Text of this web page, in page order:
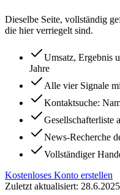
Dieselbe Seite, vollständig
die hier verriegelt sind.
Umsatz, Ergebnis
Jahre
Alle vier Signale
Kontaktsuche:
Gesellschafterliste
News-Recherche
Vollständiger
Kostenloses Konto erstellen
Zuletzt aktualisiert: 28.6.2025